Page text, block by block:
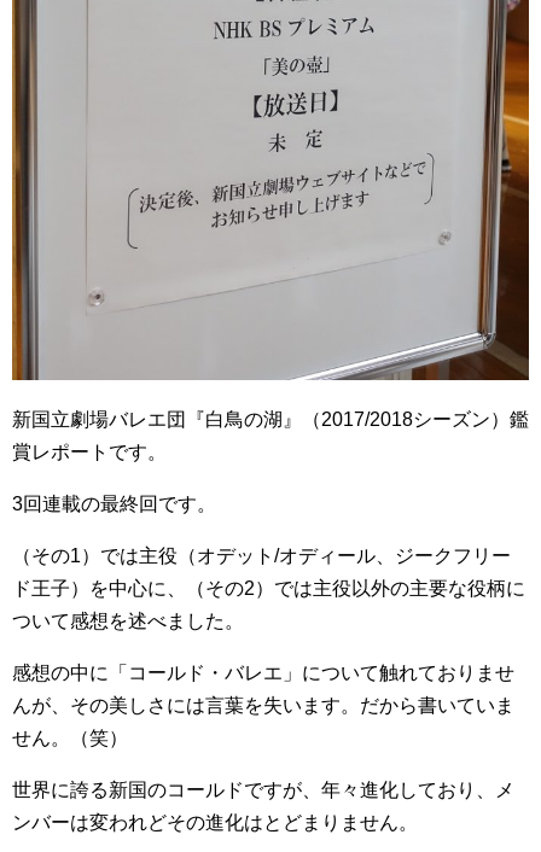
新国立劇場バレエ団『白鳥の湖』（2017/2018シーズン）鑑
賞レポートです。
3回連載の最終回です。
（その1）では主役（オデット/オディール、ジークフリー
ド王子）を中心に、（その2）では主役以外の主要な役柄に
ついて感想を述べました。
感想の中に「コールド・バレエ」について触れておりませ
んが、その美しさには言葉を失います。だから書いていま
せん。（笑）
世界に誇る新国のコールドですが、年々進化しており、メ
ンバーは変われどその進化はとどまりません。